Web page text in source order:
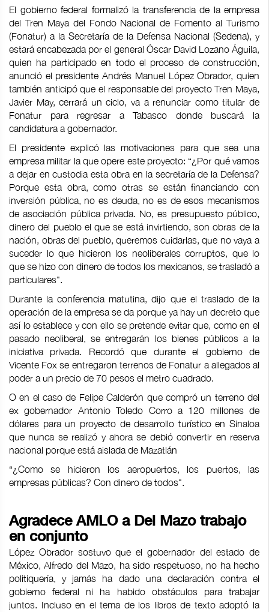
El gobierno federal formalizó la transferencia de la empresa
del Tren Maya del Fondo Nacional de Fomento al Turismo
(Fonatur) a la Secretaría de la Defensa Nacional (Sedena), y
estará encabezada por el general Óscar David Lozano Águila,
quien ha participado en todo el proceso de construcción,
anunció el presidente Andrés Manuel López Obrador, quien
también anticipó que el responsable del proyecto Tren Maya,
Javier May, cerrará un ciclo, va a renunciar como titular de
Fonatur para regresar a Tabasco donde buscará la
candidatura a gobernador.
El presidente explicó las motivaciones para que sea una
empresa militar la que opere este proyecto: “¿Por qué vamos
a dejar en custodia esta obra en la secretaría de la Defensa?
Porque esta obra, como otras se están financiando con
inversión pública, no es deuda, no es de esos mecanismos
de asociación pública privada. No, es presupuesto público,
dinero del pueblo el que se está invirtiendo, son obras de la
nación, obras del pueblo, queremos cuidarlas, que no vaya a
suceder lo que hicieron los neoliberales corruptos, que lo
que se hizo con dinero de todos los mexicanos, se trasladó a
particulares".
Durante la conferencia matutina, dijo que el traslado de la
operación de la empresa se da porque ya hay un decreto que
así lo establece y con ello se pretende evitar que, como en el
pasado neoliberal, se entregarán los bienes públicos a la
iniciativa privada. Recordó que durante el gobierno de
Vicente Fox se entregaron terrenos de Fonatur a allegados al
poder a un precio de 70 pesos el metro cuadrado.
O en el caso de Felipe Calderón que compró un terreno del
ex gobernador Antonio Toledo Corro a 120 millones de
dólares para un proyecto de desarrollo turístico en Sinaloa
que nunca se realizó y ahora se debió convertir en reserva
nacional porque está aislada de Mazatlán
“¿Como se hicieron los aeropuertos, los puertos, las
empresas públicas? Con dinero de todos".
Agradece AMLO a Del Mazo trabajo
en conjunto
López Obrador sostuvo que el gobernador del estado de
México, Alfredo del Mazo, ha sido respetuoso, no ha hecho
politiquería, y jamás ha dado una declaración contra el
gobierno federal ni ha habido obstáculos para trabajar
juntos. Incluso en el tema de los libros de texto adoptó la